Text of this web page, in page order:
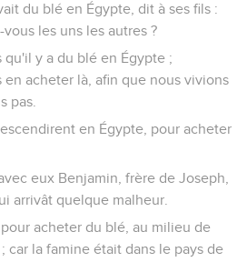
du blé en Égypte, dit à ses fils :
les uns les autres ?
y a du blé en Égypte ;
en acheter là, afin que nous vivions
pas.
en Égypte, pour acheter
eux Benjamin, frère de Joseph,
arrivât quelque malheur.
acheter du blé, au milieu de
car la famine était dans le pays de